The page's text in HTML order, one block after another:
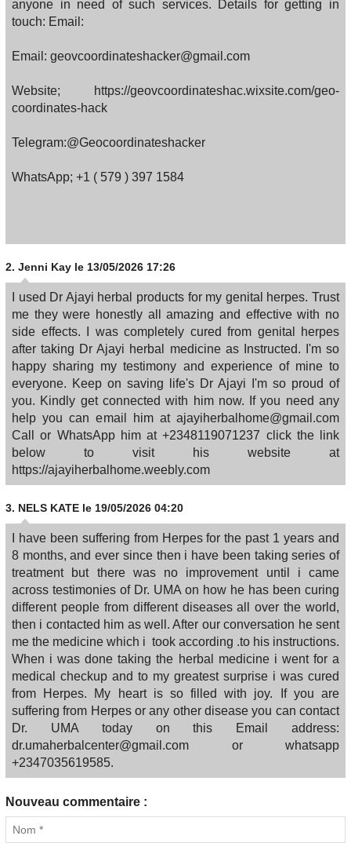
anyone in need of such services. Details for getting in
touch: Email:
Email: geovcoordinateshacker@gmail.com
Website; https://geovcoordinateshac.wixsite.com/geo-
coordinates-hack
Telegram:@Geocoordinateshacker
WhatsApp; +1 ( 579 ) 397 1584
2. Jenni Kay le 13/05/2026 17:26
I used Dr Ajayi herbal products for my genital herpes. Trust
me they were honestly all amazing and effective with no
side effects. I was completely cured from genital herpes
after taking Dr Ajayi herbal medicine as Instructed. I'm so
happy sharing my testimony and experience of mine to
everyone. Keep on saving life's Dr Ajayi I'm so proud of
you. Kindly get connected with him now. If you need any
help you can email him at ajayiherbalhome@gmail.com
Call or WhatsApp him at +2348119071237 click the link
below to visit his website at
https://ajayiherbalhome.weebly.com
3. NELS KATE le 19/05/2026 04:20
I have been suffering from Herpes for the past 1 years and
8 months, and ever since then i have been taking series of
treatment but there was no improvement until i came
across testimonies of Dr. UMA on how he has been curing
different people from different diseases all over the world,
then i contacted him as well. After our conversation he sent
me the medicine which i took according .to his instructions.
When i was done taking the herbal medicine i went for a
medical checkup and to my greatest surprise i was cured
from Herpes. My heart is so filled with joy. If you are
suffering from Herpes or any other disease you can contact
Dr. UMA today on this Email address:
dr.umaherbalcenter@gmail.com or whatsapp
+2347035619585.
Nouveau commentaire :